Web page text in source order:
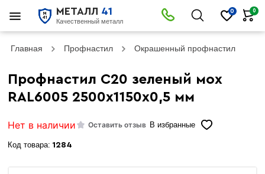
МЕТАЛЛ 41
Качественный металл
0 0
Главная Профнастил Окрашенный профнастил
Профнастил С20 зеленый мох
RAL6005 2500х1150х0,5 мм
Нет в наличии Оставить отзыв В избранные
Код товара: 1284